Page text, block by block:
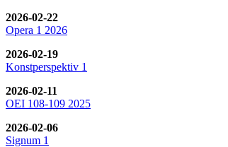
2026-02-22
Opera 1 2026
2026-02-19
Konstperspektiv 1
2026-02-11
OEI 108-109 2025
2026-02-06
Signum 1